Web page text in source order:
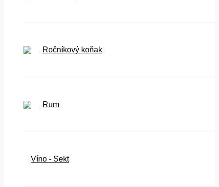
Ročníkový koňak
Rum
Víno - Sekt